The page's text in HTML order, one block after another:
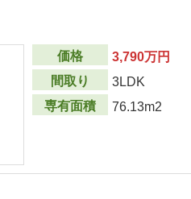
価格
3,790万円
間取り
3LDK
専有面積
76.13m2